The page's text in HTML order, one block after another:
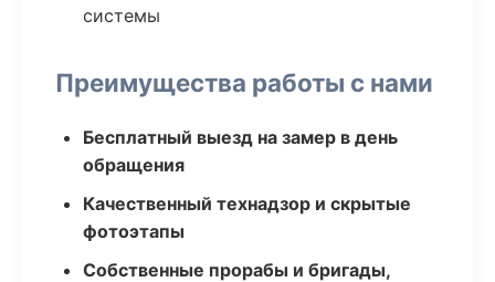
системы
Преимущества работы с нами
Бесплатный выезд на замер в день
обращения
Качественный технадзор и скрытые
фотоэтапы
Собственные прорабы и бригады,